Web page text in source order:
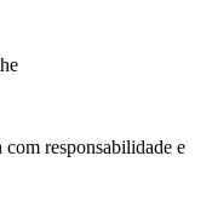
responsabilidade e